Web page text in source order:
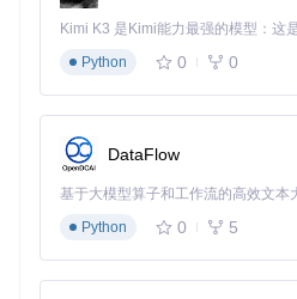
Python
0 0
DataFlow
基于大模型算子和工作流的高效文本
Python
0 5